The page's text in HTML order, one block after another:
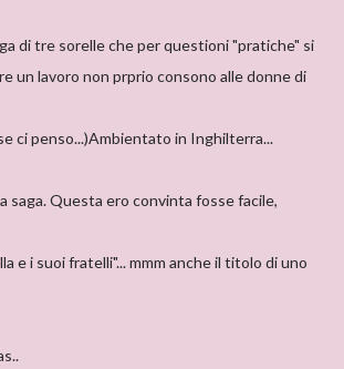
di tre sorelle che per questioni "pratiche" si
un lavoro non prprio consono alle donne di
ci penso...)Ambientato in Inghilterra...
saga. Questa ero convinta fosse facile,
e i suoi fratelli"... mmm anche il titolo di uno